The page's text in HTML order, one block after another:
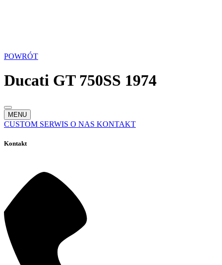
POWRÓT
Ducati GT 750SS 1974
MENU
CUSTOM SERWIS O NAS KONTAKT
Kontakt